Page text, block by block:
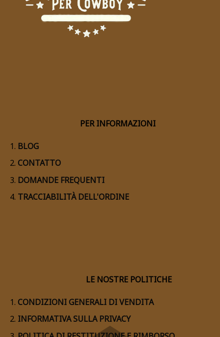
PER INFORMAZIONI
BLOG
CONTATTO
DOMANDE FREQUENTI
TRACCIABILITÀ DELL'ORDINE
LE NOSTRE POLITICHE
CONDIZIONI GENERALI DI VENDITA
INFORMATIVA SULLA PRIVACY